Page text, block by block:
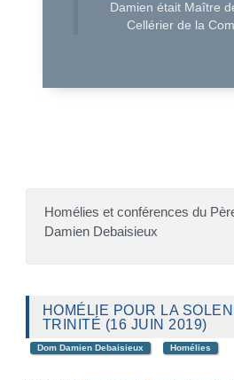
Damien était Maître
Cellérier de la
Homélies et conférences du
Damien Debaisieux
HOMÉLIE POUR LA
TRINITÉ (16 JUIN 2019)
Dom Damien Debaisieux Homélies